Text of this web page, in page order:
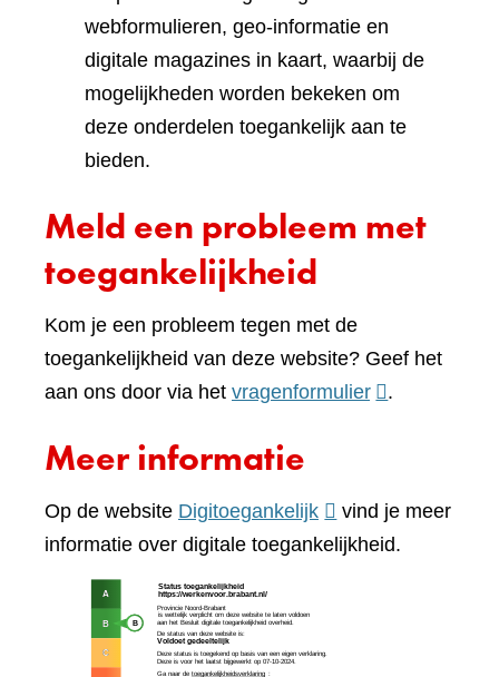
webformulieren, geo-informatie en
digitale magazines in kaart, waarbij de
mogelijkheden worden bekeken om
deze onderdelen toegankelijk aan te
bieden.
Meld een probleem met
toegankelijkheid
Kom je een probleem tegen met de
toegankelijkheid van deze website? Geef het
aan ons door via het vragenformulier(verwijst
website)
.
Meer informatie
Op de website Digitoegankelijk(verwijst
naar
vind je meer
informatie over digitale toegankelijkheid.